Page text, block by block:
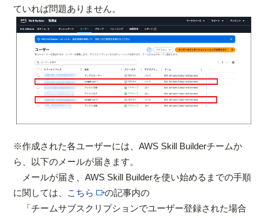
ていれば問題ありません。
※作成された各ユーザーには、AWS Skill Builderチームか
ら、以下のメールが届きます。
メールが届き、AWS Skill Builderを使い始めるまでの手順
に関しては、 こちら
の記事内の
「チームサブスクリプションでユーザー登録された場合